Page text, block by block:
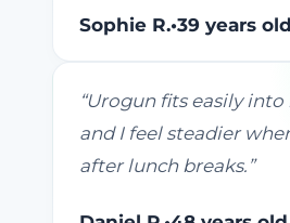
Sophie R.•39 years old
“Urogun fits easily into
and I feel steadier
after lunch breaks. ”